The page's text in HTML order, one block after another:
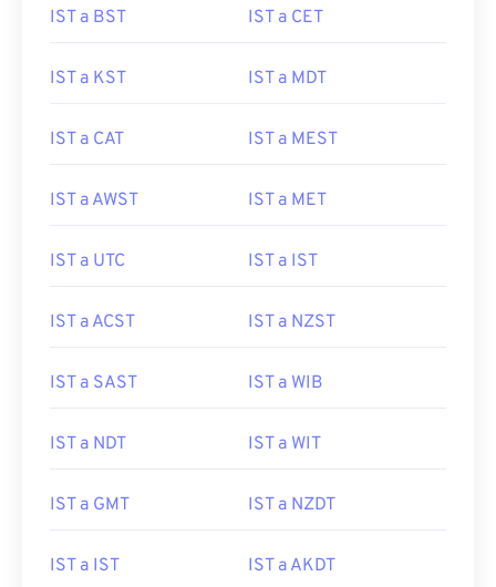
IST a BST IST a CET
IST a KST IST a MDT
IST a CAT IST a MEST
IST a AWST IST a MET
IST a UTC IST a IST
IST a ACST IST a NZST
IST a SAST IST a WIB
IST a NDT IST a WIT
IST a GMT IST a NZDT
IST a IST IST a AKDT